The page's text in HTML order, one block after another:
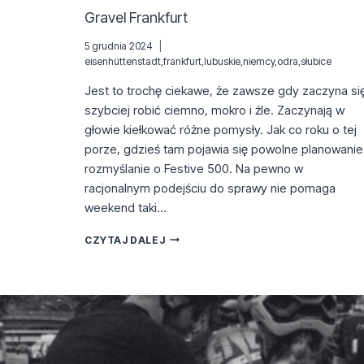
Gravel Frankfurt
5 grudnia 2024
eisenhüttenstadt,frankfurt lubuskie niemcy, odra słubice
Jest to trochę ciekawe, że zawsze gdy zaczyna
szybciej robić ciemno, mokro i źle. Zaczynają w
głowie kiełkować różne pomysły. Jak co roku o tej
porze, gdzieś tam pojawia się powolne
rozmyślanie o Festive 500. Na pewno w
racjonalnym podejściu do sprawy nie pomaga
weekend taki…
CZYTAJ DALEJGRAVEL